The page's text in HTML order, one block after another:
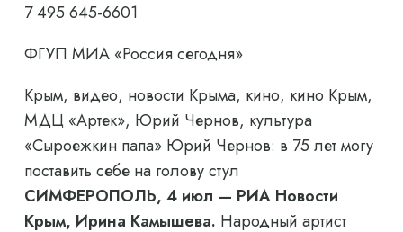
7 495 645-6601
ФГУП МИА «Россия сегодня»
Крым, видео, новости Крыма, кино, кино Крым,
МДЦ «Артек», Юрий Чернов, культура
«Сыроежкин папа» Юрий Чернов: в 75 лет могу
поставить себе на голову стул
СИМФЕРОПОЛЬ, 4 июл — РИА Новости
Крым, Ирина Камышева. Народный артист